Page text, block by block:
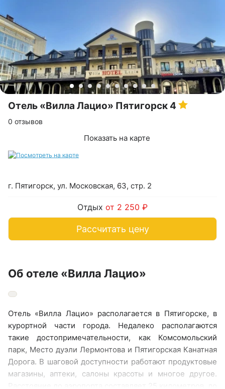
Отель «Вилла Лацио» Пятигорск 4
Показать на карте
г. Пятигорск, ул. Московская, 63, стр. 2
0 отзывов
Отдых от 2 250 ₽
Рассчитать цену
Об отеле «Вилла Лацио»
Отель «Вилла Лацио» располагается в Пятигорске, в
курортной части города. Недалеко располагаются
такие достопримечательности, как Комсомольский
парк, Место дуэли Лермонтова и Пятигорская Канатная
Дорога. В шаговой доступности работают продуктовые
магазины, аптеки, салоны красоты и многое другое.